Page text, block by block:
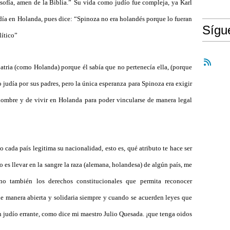
amen de la Biblia.” Su vida como judío fue compleja, ya Karl
en Holanda, pues dice: “Spinoza no era holandés porque lo fueran
(como Holanda) porque él sabía que no pertenecía ella, (porque
por sus padres, pero la única esperanza para Spinoza era exigir
y de vivir en Holanda para poder vincularse de manera legal
cada país legitima su nacionalidad, esto es, qué atributo te hace ser
llevar en la sangre la raza (alemana, holandesa) de algún país, me
también los derechos constitucionales que permita reconocer
abierta y solidaria siempre y cuando se acuerden leyes que
errante, como dice mi maestro Julio Quesada. ¡que tenga oidos